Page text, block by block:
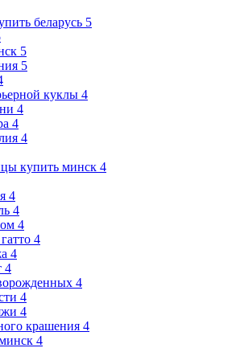
беларусь 5
5
5
куклы 4
4
4
4
купить минск 4
4
4
4
4
4
4
4
4
4
крашения 4
4